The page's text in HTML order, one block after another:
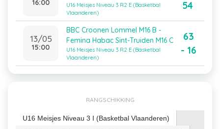
16:00
U16 Meisjes Niveau 3 R2 E (Basketbal
Vlaanderen)
54
13/05
15:00
BBC Croonen Lommel M16 B -
Femina Habac Sint-Truiden M16 C
U16 Meisjes Niveau 3 R2 E (Basketbal
Vlaanderen)
63
- 16
RANGSCHIKKING
U16 Meisjes Niveau 3 I (Basketbal Vlaanderen)